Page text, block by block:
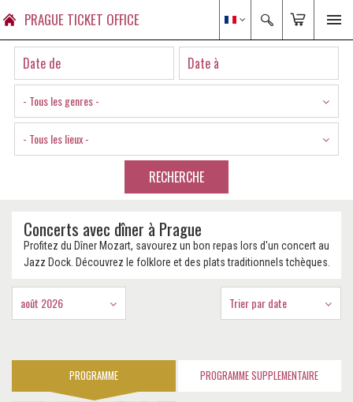
PRAGUE TICKET OFFICE
- Tous les genres -
- Tous les lieux -
RECHERCHE
Concerts avec dîner à Prague
Profitez du Dîner Mozart, savourez un bon repas lors d'un concert au
Jazz Dock. Découvrez le folklore et des plats traditionnels tchèques.
août 2026 Trier par date
PROGRAMME PROGRAMME SUPPLEMENTAIRE